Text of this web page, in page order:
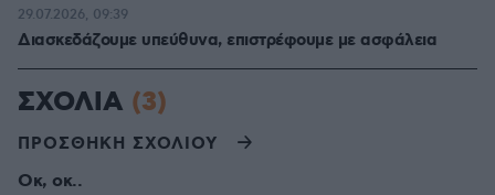
Διασκεδάζουμε υπεύθυνα, επιστρέφουμε με ασφάλεια
29.07.2026, 09:39
ΣΧΟΛΙΑ (3)
ΠΡΟΣΘΗΚΗ ΣΧΟΛΙΟΥ
Οκ, οκ..